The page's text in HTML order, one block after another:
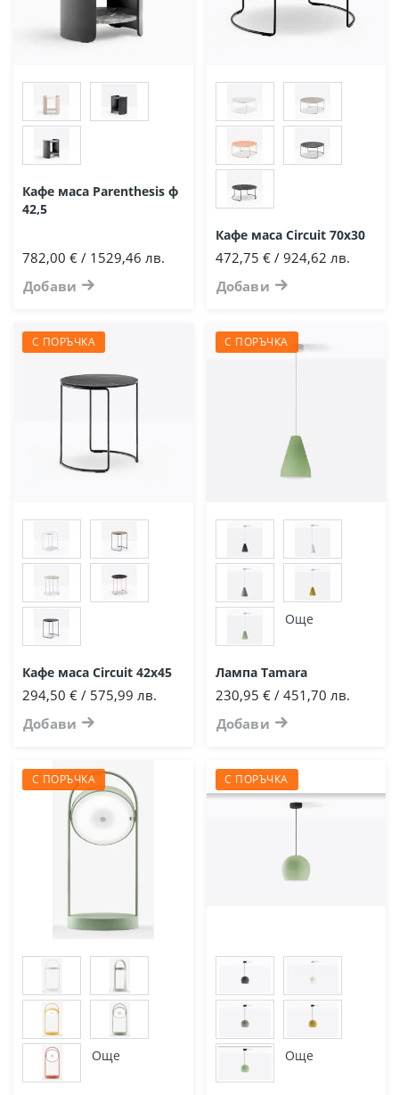
Кафе маса Parenthesis ф
42,5
782,00 € / 1529,46 лв.
Добави
Кафе маса Circuit 70х30
472,75 € / 924,62 лв.
Добави
С ПОРЪЧКА
Кафе маса Circuit 42х45
294,50 € / 575,99 лв.
Добави
С ПОРЪЧКА
Още
Лампа Tamara
230,95 € / 451,70 лв.
Добави
С ПОРЪЧКА
Още
С ПОРЪЧКА
Още